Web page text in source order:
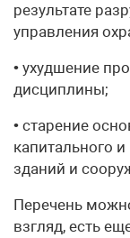
результате
управления
• ухудшение
дисциплины;
• старение
капитального
зданий и
Перечень
взгляд, есть